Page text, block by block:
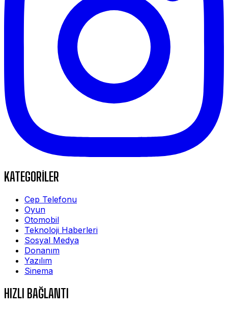
KATEGORİLER
Cep Telefonu
Oyun
Otomobil
Teknoloji Haberleri
Sosyal Medya
Donanım
Yazılım
Sinema
HIZLI BAĞLANTI